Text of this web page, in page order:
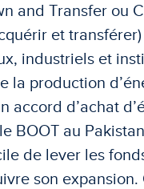
and Transfer ou
et
industriels et
la production
accord d’achat
BOOT au
de lever les
son expansion.